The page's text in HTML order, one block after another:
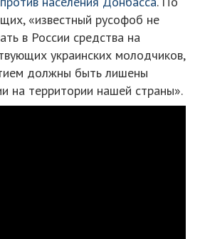
«известный русофоб не
в России средства на
украинских молодчиков,
должны быть лишены
на территории нашей страны».